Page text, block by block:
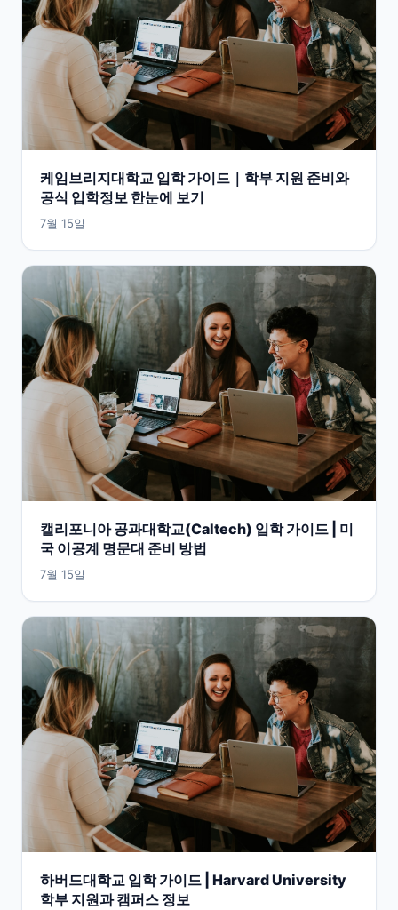
케임브리지대학교 입학 가이드｜학부 지원 준비와
공식 입학정보 한눈에 보기
7월 15일
캘리포니아 공과대학교(Caltech) 입학 가이드 | 미
국 이공계 명문대 준비 방법
7월 15일
하버드대학교 입학 가이드 | Harvard University
학부 지원과 캠퍼스 정보